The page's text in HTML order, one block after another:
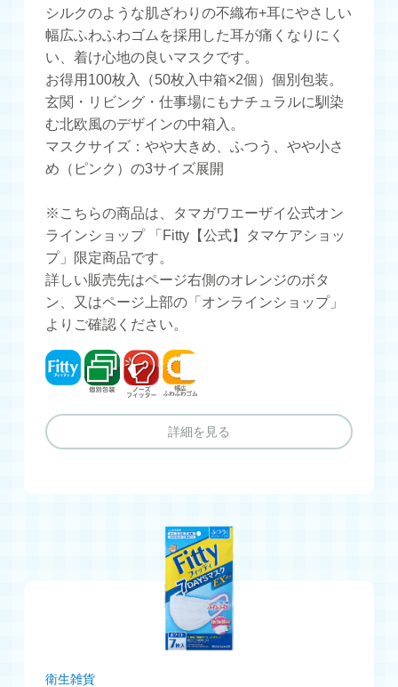
シルクのような肌ざわりの不織布+耳にやさしい
幅広ふわふわゴムを採用した耳が痛くなりにく
い、着け心地の良いマスクです。
お得用100枚入（50枚入中箱×2個）個別包装。
玄関・リビング・仕事場にもナチュラルに馴染
む北欧風のデザインの中箱入。
マスクサイズ：やや大きめ、ふつう、やや小さ
め（ピンク）の3サイズ展開
※こちらの商品は、タマガワエーザイ公式オン
ラインショップ 「Fitty【公式】タマケアショッ
プ」限定商品です。
詳しい販売先はページ右側のオレンジのボタ
ン、又はページ上部の「オンラインショップ」
よりご確認ください。
フィッティ個別包装ノーズフィッター
詳細を見る
衛生雑貨